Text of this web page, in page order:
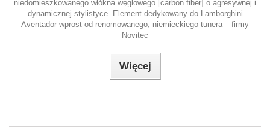
niedomieszkowanego włókna węglowego [carbon fiber] o agresywnej i
dynamicznej stylistyce. Element dedykowany do Lamborghini
Aventador wprost od renomowanego, niemieckiego tunera – firmy
Novitec
Więcej